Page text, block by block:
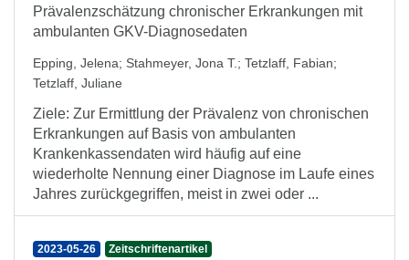
Prävalenzschätzung chronischer Erkrankungen mit
ambulanten GKV-Diagnosedaten
Epping, Jelena; Stahmeyer, Jona T.; Tetzlaff, Fabian;
Tetzlaff, Juliane
Ziele: Zur Ermittlung der Prävalenz von chronischen
Erkrankungen auf Basis von ambulanten
Krankenkassendaten wird häufig auf eine
wiederholte Nennung einer Diagnose im Laufe eines
Jahres zurückgegriffen, meist in zwei oder ...
2023-05-26 Zeitschriftenartikel